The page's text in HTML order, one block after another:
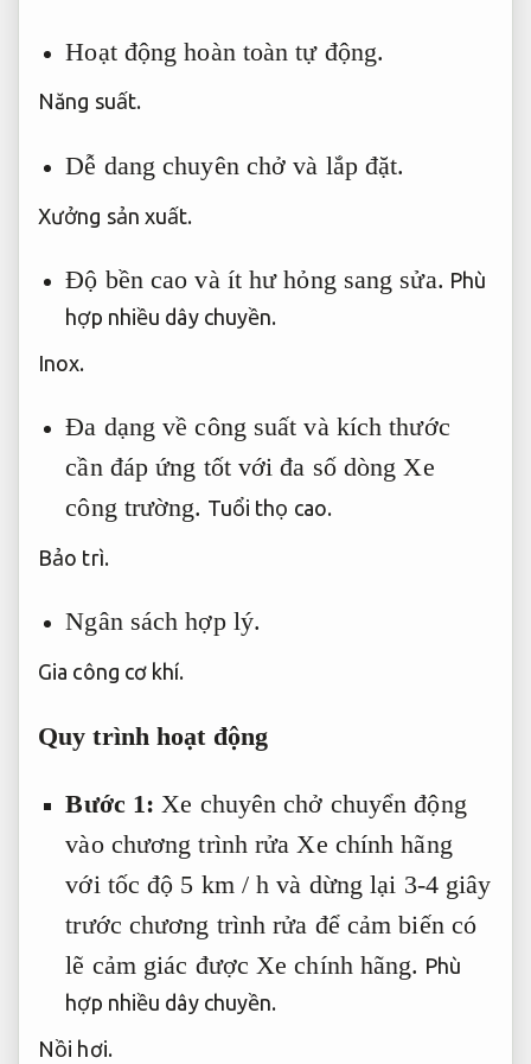
Hoạt động hoàn toàn tự động.
Năng suất.
Dễ dang chuyên chở và lắp đặt.
Xưởng sản xuất.
Độ bền cao và ít hư hỏng sang sửa. Phù
hợp nhiều dây chuyền.
Inox.
Đa dạng về công suất và kích thước
cần đáp ứng tốt với đa số dòng Xe
công trường. Tuổi thọ cao.
Bảo trì.
Ngân sách hợp lý.
Gia công cơ khí.
Quy trình hoạt động
Bước 1: Xe chuyên chở chuyển động
vào chương trình rửa Xe chính hãng
với tốc độ 5 km / h và dừng lại 3-4 giây
trước chương trình rửa để cảm biến có
lẽ cảm giác được Xe chính hãng. Phù
hợp nhiều dây chuyền.
Nồi hơi.